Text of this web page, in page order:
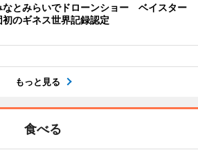
なとみらいでドローンショー ベイスター
初のギネス世界記録認定
もっと見る
食べる